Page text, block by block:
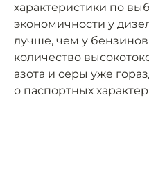
характеристики по
экономичности у
лучше, чем у
количество
азота и серы уже
о паспортных